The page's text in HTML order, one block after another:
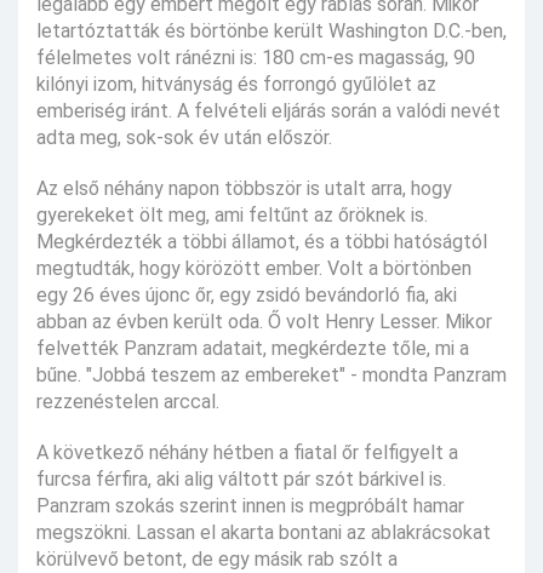
legalább egy embert megölt egy rablás során. Mikor
letartóztatták és börtönbe került Washington D.C.-ben,
félelmetes volt ránézni is: 180 cm-es magasság, 90
kilónyi izom, hitványság és forrongó gyűlölet az
emberiség iránt. A felvételi eljárás során a valódi nevét
adta meg, sok-sok év után először.
Az első néhány napon többször is utalt arra, hogy
gyerekeket ölt meg, ami feltűnt az őröknek is.
Megkérdezték a többi államot, és a többi hatóságtól
megtudták, hogy körözött ember. Volt a börtönben
egy 26 éves újonc őr, egy zsidó bevándorló fia, aki
abban az évben került oda. Ő volt Henry Lesser. Mikor
felvették Panzram adatait, megkérdezte tőle, mi a
bűne. "Jobbá teszem az embereket" - mondta Panzram
rezzenéstelen arccal.
A következő néhány hétben a fiatal őr felfigyelt a
furcsa férfira, aki alig váltott pár szót bárkivel is.
Panzram szokás szerint innen is megpróbált hamar
megszökni. Lassan el akarta bontani az ablakrácsokat
körülvevő betont, de egy másik rab szólt a